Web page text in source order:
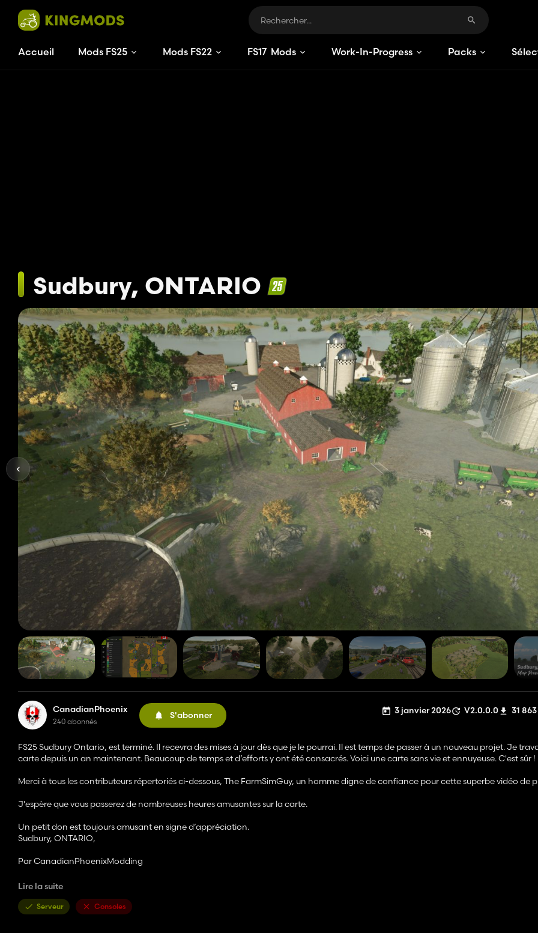
Accueil Mods FS25 Mods FS22 FS17 Mods Work-In-Progress Packs
Sudbury, ONTARIO
CanadianPhoenix
240 abonnés
S'abonner 3 janvier 2026 V2.0.0.0 31 863
FS25 Sudbury Ontario, est terminé. Il recevra des mises à jour dès que je le pourrai. Il est temps de passer à un nouveau projet. Je
carte depuis un an maintenant. Beaucoup de temps et d’efforts y ont été consacrés. Voici une carte sans vie et ennuyeuse. C'est sûr !
Merci à tous les contributeurs répertoriés ci-dessous, The FarmSimGuy, un homme digne de confiance pour cette superbe vidéo de
J'espère que vous passerez de nombreuses heures amusantes sur la carte.
Un petit don est toujours amusant en signe d’appréciation.
Sudbury, ONTARIO,
Par CanadianPhoenixModding
Contributeurs :
-OlaHaldor, carte de base utilisée pour Sudbury
Lire la suite
Serveur Consoles